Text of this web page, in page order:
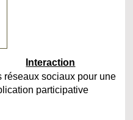
Interaction
réseaux sociaux pour une
participative